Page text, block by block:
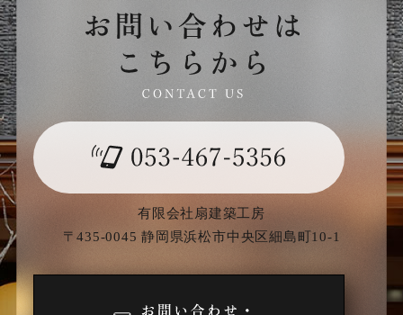
有限会社扇建築工房
〒435-0045 静岡県浜松市中央区細島町10-1